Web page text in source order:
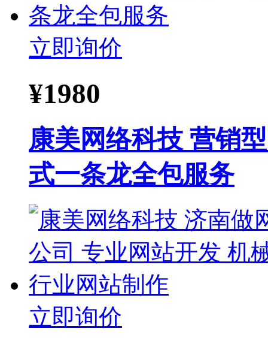
立即询价
¥1980
康美网络科技 营销
式一条龙全包服务
立即询价